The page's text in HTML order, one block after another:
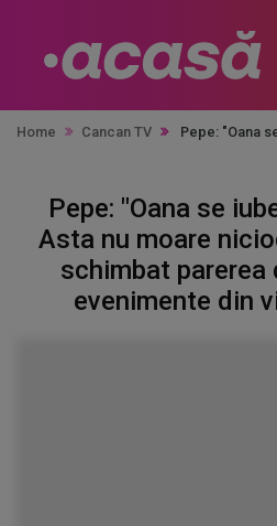
Home Cancan TV Pepe: "Oana
Pepe: "Oana se
Asta nu moare
schimbat parerea
evenimente din